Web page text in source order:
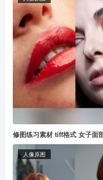
修图练习素材 tiff格式 女子面
人像原图